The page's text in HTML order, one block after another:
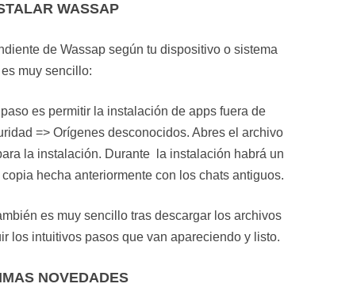
WASSAP
de Wassap según tu dispositivo o sistema
muy sencillo:
es permitir la instalación de apps fuera de
=> Orígenes desconocidos. Abres el archivo
la instalación. Durante la instalación habrá un
hecha anteriormente con los chats antiguos.
es muy sencillo tras descargar los archivos
los intuitivos pasos que van apareciendo y listo.
NOVEDADES